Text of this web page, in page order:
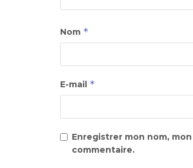
Nom *
E-mail *
Enregistrer mon nom,
commentaire.